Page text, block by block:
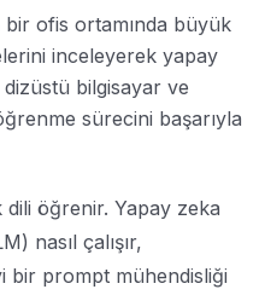
öğrenir. Yapay zeka
nasıl çalışır,
bir prompt mühendisliği